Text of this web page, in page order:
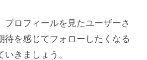
プロフィールを見たユーザーさ
待を感じてフォローしたくなる
きましょう。